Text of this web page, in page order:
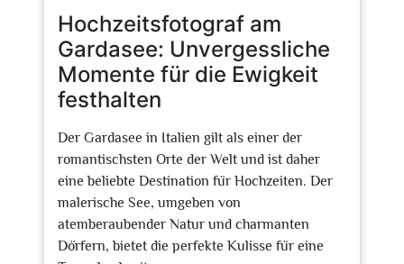
Hochzeitsfotograf am
Gardasee: Unvergessliche
Momente für die Ewigkeit
festhalten
Der Gardasee in Italien gilt als einer der
romantischsten Orte der Welt und ist daher
eine beliebte Destination für Hochzeiten. Der
malerische See, umgeben von
atemberaubender Natur und charmanten
Dörfern, bietet die perfekte Kulisse für eine